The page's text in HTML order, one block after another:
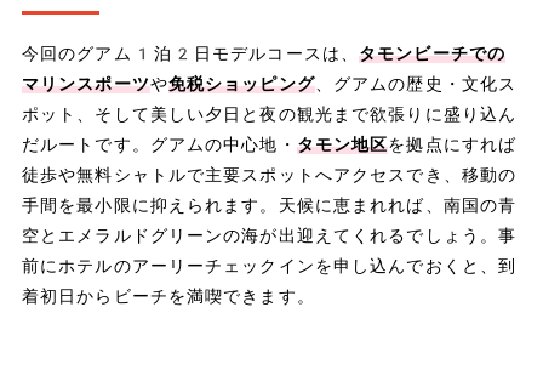
今回のグアム1泊2日モデルコースは、タモンビーチでの
マリンスポーツや免税ショッピング、グアムの歴史・文化ス
ポット、そして美しい夕日と夜の観光まで欲張りに盛り込ん
だルートです。グアムの中心地・ タモン地区を拠点にすれば
徒歩や無料シャトルで主要スポットへアクセスでき、移動の
手間を最小限に抑えられます。天候に恵まれれば、南国の青
空とエメラルドグリーンの海が出迎えてくれるでしょう。事
前にホテルのアーリーチェックインを申し込んでおくと、到
着初日からビーチを満喫できます。